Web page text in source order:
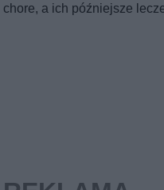
a ich późniejsze